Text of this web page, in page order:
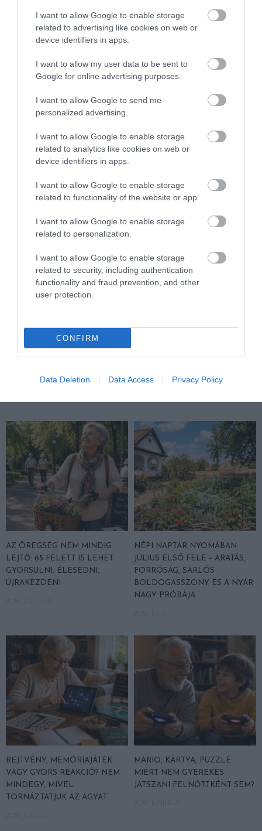
I want to allow Google to enable storage
related to advertising like cookies on web or
device identifiers in apps.
I want to allow my user data to be sent to
Google for online advertising purposes.
I want to allow Google to send me
personalized advertising.
I want to allow Google to enable storage
related to analytics like cookies on web or
device identifiers in apps.
I want to allow Google to enable storage
related to functionality of the website or app.
I want to allow Google to enable storage
related to personalization.
I want to allow Google to enable storage
related to security, including authentication
functionality and fraud prevention, and other
user protection.
CONFIRM
Data Deletion Data Access Privacy Policy
NAGYBOLDOGASSZONY
JELEI, ANNA NAPJA ÉS A NYÁR
2026. JÚLIUS 15.
AZ ÖREGSÉG NEM MINDIG
LEJTŐ: 65 FELETT IS LEHET
GYORSULNI, ÉLESEDNI,
ÚJRAKEZDENI
NÉPI NAPTÁR NYOMÁBAN:
JÚLIUS ELSŐ FELE – ARATÁS,
FORRÓSÁG, SARLÓS
BOLDOGASSZONY ÉS A NYÁR
NAGY PRÓBÁJA
REJTVÉNY, MEMÓRIAJÁTÉK
VAGY GYORS REAKCIÓ? NEM
MINDEGY, MIVEL
TORNÁZTATJUK AZ AGYAT
MARIO, KÁRTYA, PUZZLE:
MIÉRT NEM GYEREKES
JÁTSZANI FELNŐTTKÉNT SEM?